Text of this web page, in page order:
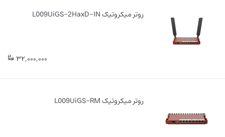
روتر میکروتیک L009UiGS-2HaxD-IN
32,000,000
روتر میکروتیک L009UiGS-RM